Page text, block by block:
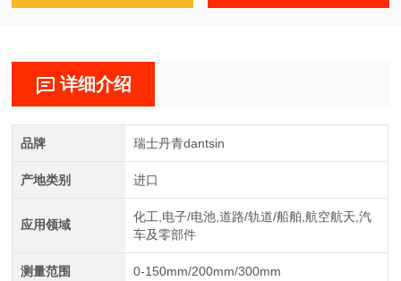
详细介绍
品牌 瑞士丹青dantsin
产地类别 进口
应用领域
化工,电子/电池,道路/轨道/船舶,航空航天,汽
车及零部件
测量范围 0-150mm/200mm/300mm